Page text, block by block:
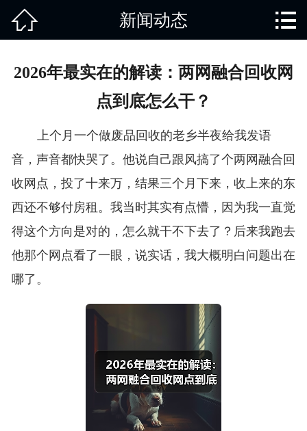
回收范围
服务项目
新闻动态
免责说明
 新闻动态 
2026年最实在的解读：两网融合回收网
点到底怎么干？
上个月一个做废品回收的老乡半夜给我发语
音，声音都快哭了。他说自己跟风搞了个两网融合回
收网点，投了十来万，结果三个月下来，收上来的东
西还不够付房租。我当时其实有点懵，因为我一直觉
得这个方向是对的，怎么就干不下去了？后来我跑去
他那个网点看了一眼，说实话，我大概明白问题出在
哪了。